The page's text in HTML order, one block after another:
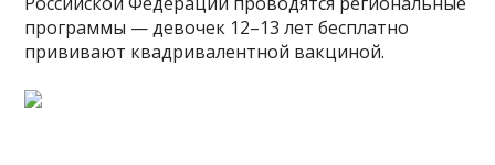
программы — девочек 12–13 лет бесплатно
прививают квадривалентной вакциной.